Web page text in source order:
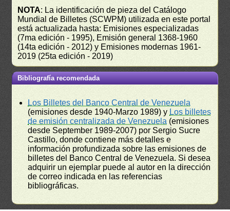
NOTA: La identificación de pieza del Catálogo
Mundial de Billetes (SCWPM) utilizada en este portal
está actualizada hasta: Emisiones especializadas
(7ma edición - 1995), Emisión general 1368-1960
(14ta edición - 2012) y Emisiones modernas 1961-
2019 (25ta edición - 2019)
Bibliografía recomendada
Los Billetes del Banco Central de Venezuela
(emisiones desde 1940-Marzo 1989) y Los billetes
de emisión centralizada de Venezuela (emisiones
desde September 1989-2007) por Sergio Sucre
Castillo, donde contiene más detalles e
información profundizada sobre las emisiones de
billetes del Banco Central de Venezuela. Si desea
adquirir un ejemplar puede al autor en la dirección
de correo indicada en las referencias
bibliográficas.